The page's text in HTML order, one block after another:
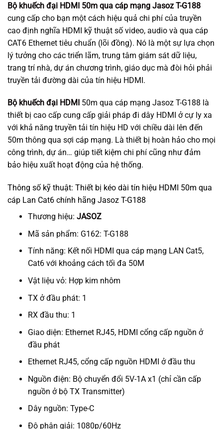
Bộ khuếch đại HDMI 50m qua cáp mạng Jasoz T-G188
cung cấp cho bạn một cách hiệu quả chi phí của truyền
cao định nghĩa HDMI kỹ thuật số video, audio và qua cáp
CAT6 Ethernet tiêu chuẩn (lõi đồng). Nó là một sự lựa chọn
lý tưởng cho các triển lãm, trung tâm giám sát dữ liệu,
trang trí nhà, dự án chương trình, giáo dục mà đòi hỏi phải
truyền tải đường dài của tín hiệu HDMI.
Bộ khuếch đại HDMI 50m qua cáp mạng Jasoz T-G188 là
thiết bị cao cấp cung cấp giải pháp đi dây HDMI ở cự ly xa
với khả năng truyền tải tín hiệu HD với chiều dài lên đến
50m thông qua sợi cáp mạng. Là thiết bị hoàn hảo cho mọi
công trình, dự án… giúp tiết kiệm chi phí cũng như đảm
bảo hiệu xuất hoạt động của hệ thống.
Thông số kỹ thuật: Thiết bị kéo dài tín hiệu HDMI 50m qua
cáp Lan Cat6 chính hãng Jasoz T-G188
Thương hiệu: JASOZ
Mã sản phẩm: G162: T-G188
Tính năng: Kết nối HDMI qua cáp mạng LAN Cat5,
Cat6 với khoảng cách tối đa 50M
Vật liệu vỏ: Hợp kim nhôm
TX ở đầu phát: 1
RX đầu thu: 1
Giao diện: Ethernet RJ45, HDMI cổng cấp nguồn ở
đầu phát
Ethernet RJ45, cổng cấp nguồn HDMI ở đầu thu
Nguồn điện: Bộ chuyển đổi 5V-1A x1 (chỉ cần cấp
nguồn ở bộ TX Transmitter)
Dây nguồn: Type-C
Độ phân giải: 1080p/60Hz